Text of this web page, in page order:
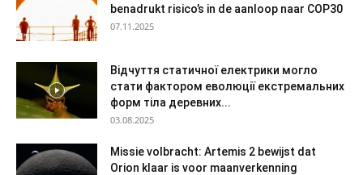
benadrukt risico’s in de aanloop naar COP30
07.11.2025
Відчуття статичної електрики могло
стати фактором еволюції екстремальних
форм тіла деревних...
03.08.2025
Missie volbracht: Artemis 2 bewijst dat
Orion klaar is voor maanverkenning